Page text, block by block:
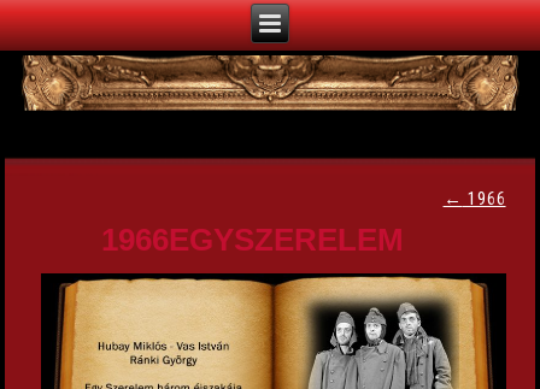
← 1966
1966EGYSZERELEM